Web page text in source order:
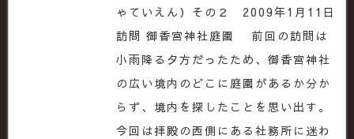
ゃていえん）その２ 2009年1月11日
訪問 御香宮神社庭園 前回の訪問は
小雨降る夕方だったため、御香宮神社
の広い境内のどこに庭園があるか分か
らず、境内を探したことを思い出す。
今回は拝殿の西側にある社務所に迷わ